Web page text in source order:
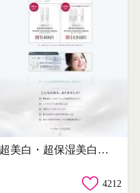
超美白・超保湿美白美容液 WHITOP
4212